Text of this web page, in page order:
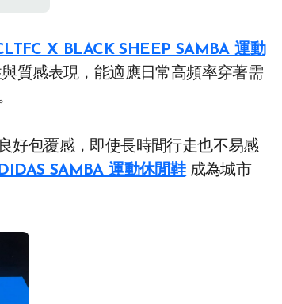
X BLACK SHEEP SAMBA 運動
質感表現，能適應日常高頻率穿著需
好包覆感，即使長時間行走也不易感
SAMBA 運動休閒鞋成為城市